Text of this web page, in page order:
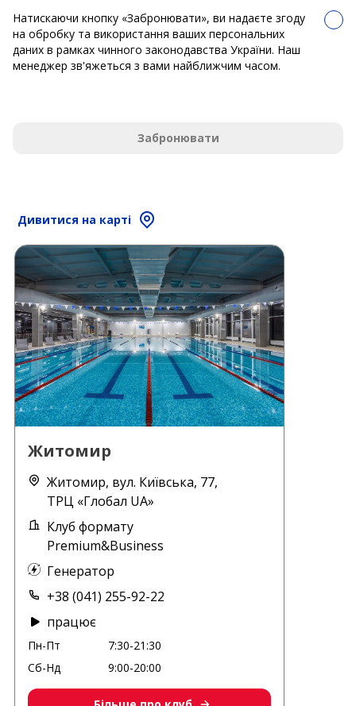
Натискаючи кнопку «Забронювати», ви надаєте згоду
на обробку та використання ваших персональних
даних в рамках чинного законодавства України. Наш
менеджер зв'яжеться з вами найближчим часом.
Забронювати
Дивитися на карті
Житомир
Житомир, вул. Київська, 77,
ТРЦ «Глобал UA»
Клуб формату
Premium&Business
Генератор
+38 (041) 255-92-22
працює
Пн-Пт
7:30-21:30
Сб-Нд
9:00-20:00